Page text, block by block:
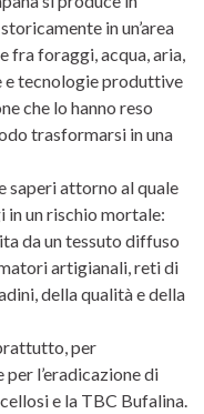
in un’area
fra foraggi, acqua, aria,
e tecnologie produttive
che lo hanno reso
trasformarsi in una
saperi attorno al quale
in un rischio mortale:
da un tessuto diffuso
artigianali, reti di
della qualità e della
per
l’eradicazione di
e la TBC Bufalina.